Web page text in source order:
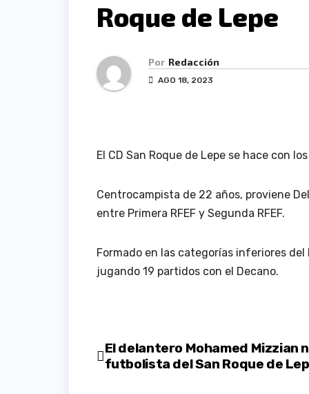
Roque de Lepe
Por Redacción
AGO 18, 2023
El CD San Roque de Lepe se hace con
Centrocampista de 22 años, proviene
entre Primera RFEF y Segunda RFEF.
Formado en las categorías inferiores
jugando 19 partidos con el Decano.
Navegación
El delantero Mohamed Mizzian
futbolista del San Roque de